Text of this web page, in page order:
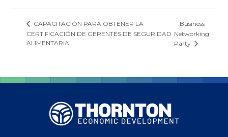
CAPACITACIÓN PARA OBTENER LA
CERTIFICACIÓN DE GERENTES DE SEGURIDAD
ALIMENTARIA
Business
Networking
Party